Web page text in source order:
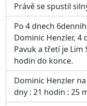
Právě se spustil
Po 4 dnech
Dominic Henzler, 4
Pavuk a třetí je Lim
hodin do konce.
Dominic Henzler
dny : 21 hodin : 25